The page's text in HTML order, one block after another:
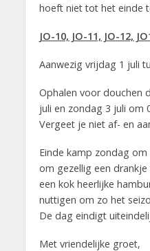
hoeft niet tot het einde
JO-10, JO-11, JO-12,
Aanwezig vrijdag 1 juli
Ophalen voor douchen
juli en zondag 3 juli om
Vergeet je niet af- en
Einde kamp zondag
om gezellig een
een kok heerlijke
nuttigen om zo het
De dag eindigt
Met vriendelijke groet,